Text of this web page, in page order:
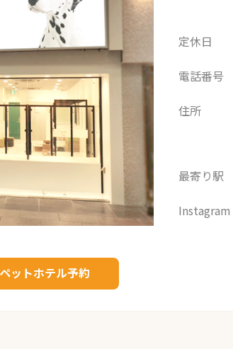
定休日
電話番号
住所
最寄り駅
Instagram
ットホテル予約